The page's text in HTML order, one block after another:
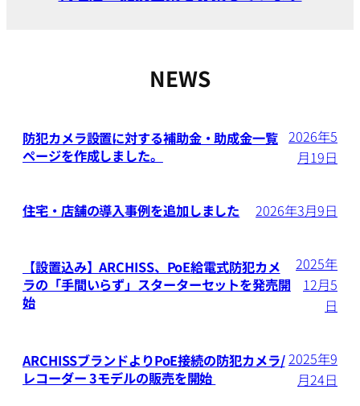
NEWS
防犯カメラ設置に対する補助金・助成金一覧
ページを作成しました。
2026年5
月19日
住宅・店舗の導入事例を追加しました 2026年3月9日
【設置込み】ARCHISS、PoE給電式防犯カメ
ラの「手間いらず」スターターセットを発売開
始
2025年
12月5
日
ARCHISSブランドよりPoE接続の防犯カメラ/
レコーダー 3モデルの販売を開始
2025年9
月24日